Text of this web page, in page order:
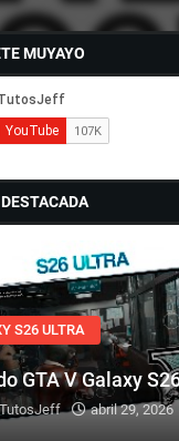
MUYAYO
S26 ULTRA
GTA V Galaxy
abril 29, 2026